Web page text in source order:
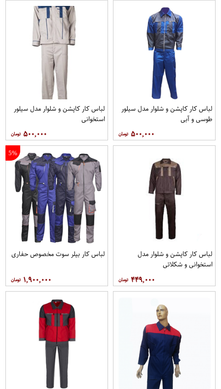
لباس کار کاپشن و شلوار مدل سیلور
طوسی و آبی
۵۰۰,۰۰۰
لباس کار کاپشن و شلوار مدل سیلور
استخوانی
۵۰۰,۰۰۰
لباس کار کاپشن و شلوار مدل
استخوانی و شکلاتی
۴۴۹,۰۰۰
5%
لباس کار بیلر سوت مخصوص حفاری
۱,۹۰۰,۰۰۰